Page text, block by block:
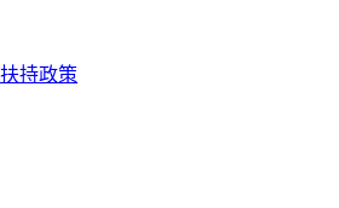
持政策